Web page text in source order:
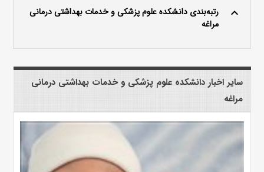
keyboard_arrow_up
رتبه‌بندی دانشکده علوم پزشکی و خدمات بهداشتی درمانی
مراغه
سایر اخبار دانشکده علوم پزشکی و خدمات بهداشتی درمانی
مراغه